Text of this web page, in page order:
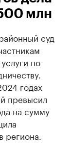
млн
суд
по
годах
превысил
на сумму
региона.